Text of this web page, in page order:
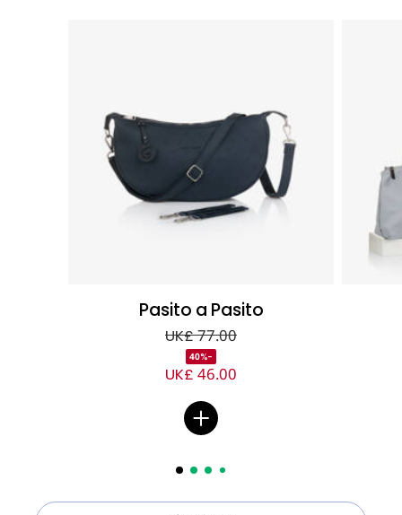
Pasito a Pasito
UK£ 77.00
-40%
UK£ 46.00